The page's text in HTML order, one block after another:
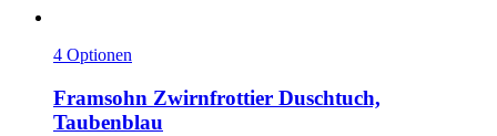
4 Optionen
Framsohn Zwirnfrottier Duschtuch,
Taubenblau